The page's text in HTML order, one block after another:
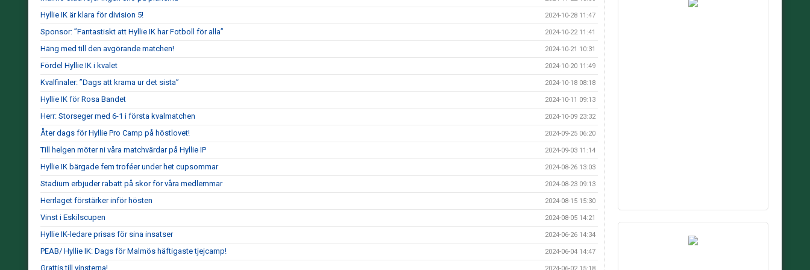
Hyllie IK är klara för division 5! 2024-10-28 11:47
Sponsor: ”Fantastiskt att Hyllie IK har Fotboll för alla” 2024-10-22 11:41
Häng med till den avgörande matchen! 2024-10-21 10:31
Fördel Hyllie IK i kvalet 2024-10-20 11:49
Kvalfinaler: ”Dags att krama ur det sista” 2024-10-18 08:18
Hyllie IK för Rosa Bandet 2024-10-11 09:13
Herr: Storseger med 6-1 i första kvalmatchen 2024-10-09 23:32
Åter dags för Hyllie Pro Camp på höstlovet! 2024-09-25 06:20
Till helgen möter ni våra matchvärdar på Hyllie IP 2024-09-03 11:14
Hyllie IK bärgade fem troféer under het cupsommar 2024-08-26 13:03
Stadium erbjuder rabatt på skor för våra medlemmar 2024-08-23 09:13
Herrlaget förstärker inför hösten 2024-08-15 15:30
Vinst i Eskilscupen 2024-08-05 14:21
Hyllie IK-ledare prisas för sina insatser 2024-06-26 14:34
PEAB/ Hyllie IK: Dags för Malmös häftigaste tjejcamp! 2024-06-04 14:47
Grattis till vinsterna!